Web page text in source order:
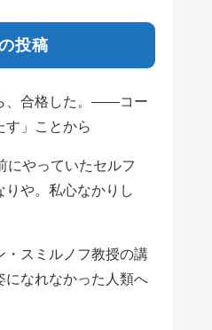
投稿
、合格した。——コー
す」ことから
にやっていたセルフ
りや。私心なかりし
・スミルノフ教授の講
なれなかった人類へ